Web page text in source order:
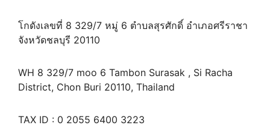
โกดังเลขที่ 8 329/7 หมู่ 6 ตำบลสุรศักดิ์ อำเภอศรีราชา
จังหวัดชลบุรี 20110
WH 8 329/7 moo 6 Tambon Surasak , Si Racha
District, Chon Buri 20110, Thailand
TAX ID : 0 2055 6400 3223